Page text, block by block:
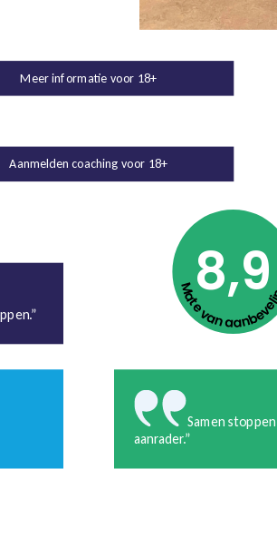
Meer informatie voor 18+
Aanmelden coaching voor 18+
Samen
aanrader.”
Mate van
8,9